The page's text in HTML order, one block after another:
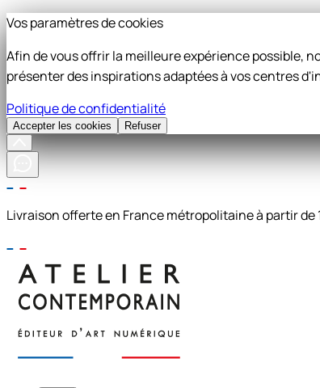
Vos paramètres de cookies
Afin de vous offrir la meilleure expérience possible,
présenter des inspirations adaptées à vos centres
Politique de confidentialité
Accepter les cookies Refuser
Livraison offerte en France métropolitaine à partir de